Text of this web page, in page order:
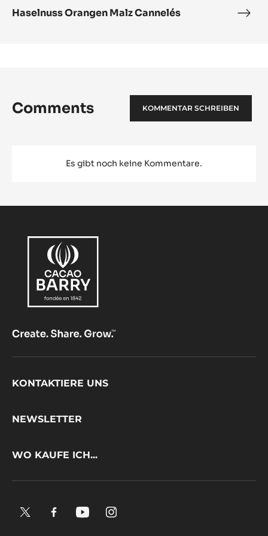
Haselnuss Orangen Malz Cannelés
Comments KOMMENTAR SCHREIBEN
Es gibt noch keine Kommentare.
Footer
KONTAKTIERE UNS
NEWSLETTER
WO KAUFE ICH...
X.
Facebook.YouTube.Instagram